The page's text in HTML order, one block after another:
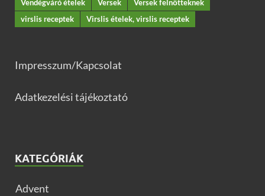
Vendégváró ételek
Versek
Versek felnőtteknek
virslis receptek
Virslis ételek, virslis receptek
Impresszum/Kapcsolat
Adatkezelési tájékoztató
KATEGÓRIÁK
Advent